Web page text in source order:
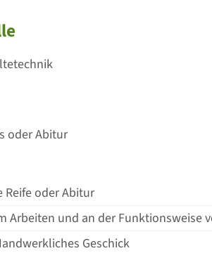
oder Abitur
oder Abitur
Arbeiten und an der Funktionsweise
Geschick